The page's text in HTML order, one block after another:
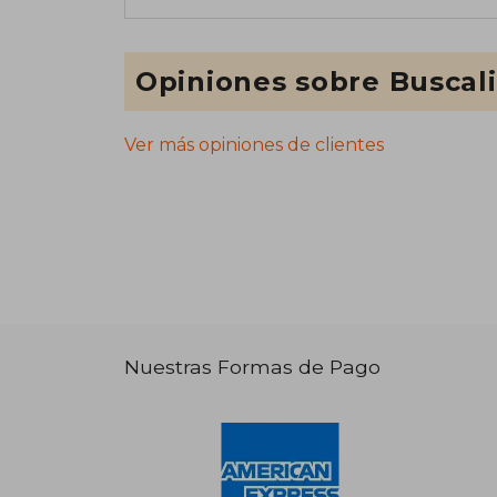
Opiniones sobre
Ver más opiniones de clientes
Nuestras Formas de Pago